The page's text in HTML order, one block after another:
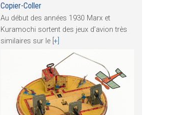
Copier-Coller
Au début des années 1930 Marx et
Kuramochi sortent des jeux d’avion très
similaires sur le [+]